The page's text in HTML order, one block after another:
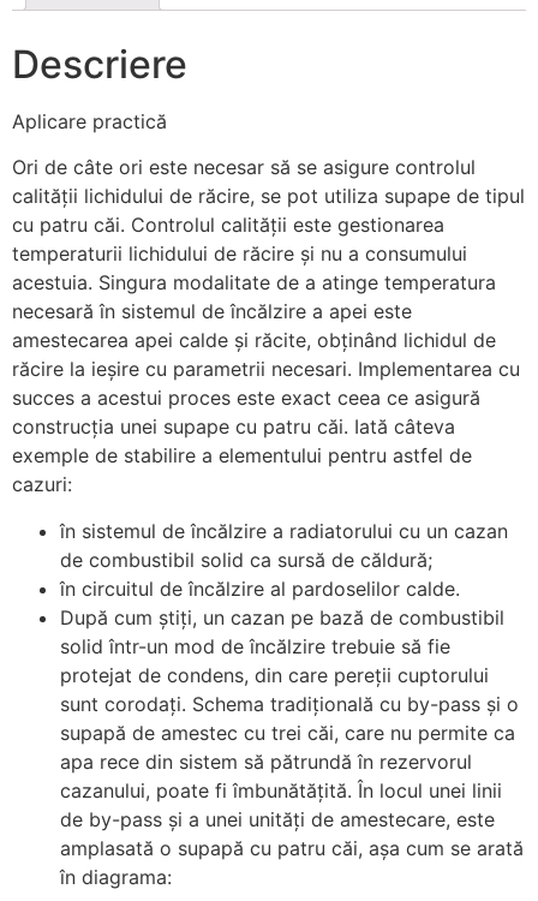
Descriere
Aplicare practică
Ori de câte ori este necesar să se asigure controlul
calității lichidului de răcire, se pot utiliza supape de tipul
cu patru căi. Controlul calității este gestionarea
temperaturii lichidului de răcire și nu a consumului
acestuia. Singura modalitate de a atinge temperatura
necesară în sistemul de încălzire a apei este
amestecarea apei calde și răcite, obținând lichidul de
răcire la ieșire cu parametrii necesari. Implementarea cu
succes a acestui proces este exact ceea ce asigură
construcția unei supape cu patru căi. Iată câteva
exemple de stabilire a elementului pentru astfel de
cazuri:
în sistemul de încălzire a radiatorului cu un cazan
de combustibil solid ca sursă de căldură;
în circuitul de încălzire al pardoselilor calde.
După cum știți, un cazan pe bază de combustibil
solid într-un mod de încălzire trebuie să fie
protejat de condens, din care pereții cuptorului
sunt corodați. Schema tradițională cu by-pass și o
supapă de amestec cu trei căi, care nu permite ca
apa rece din sistem să pătrundă în rezervorul
cazanului, poate fi îmbunătățită. În locul unei linii
de by-pass și a unei unități de amestecare, este
amplasată o supapă cu patru căi, așa cum se arată
în diagrama: